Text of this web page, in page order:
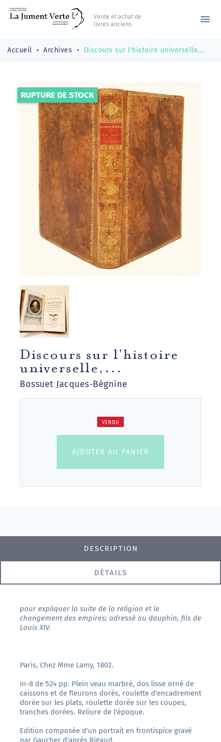
Vente et achat de
livres anciens
menu
Accueil Archives Discours sur l'histoire universelle,...
RUPTURE DE STOCK
Discours sur l'histoire
universelle,...
Bossuet Jacques-Bégnine
VENDU
AJOUTER AU PANIER
DESCRIPTION
DÉTAILS
pour expliquer la suite de la religion et le
changement des empires; adressé au dauphin, fils de
Louis XIV.
Paris, Chez Mme Lamy, 1802.
In-8 de 524 pp. Plein veau marbré, dos lisse orné de
caissons et de fleurons dorés, roulette d'encadrement
dorée sur les plats, roulette dorée sur les coupes,
tranches dorées. Reliure de l'époque.
Edition composée d'un portrait en frontispice gravé
par Gaucher d'après Rigaud.